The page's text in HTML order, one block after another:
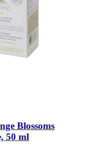
Blossoms
50 ml